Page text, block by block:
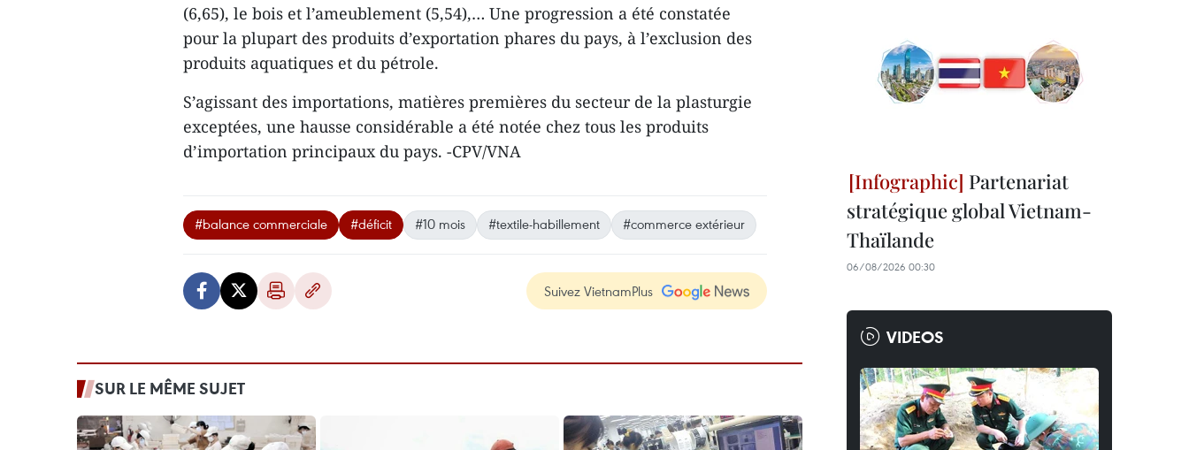
(6,65), le bois et l’ameublement (5,54),… Une progression a été constatée
pour la plupart des produits d’exportation phares du pays, à l’exclusion des
produits aquatiques et du pétrole.
S’agissant des importations, matières premières du secteur de la plasturgie
exceptées, une hausse considérable a été notée chez tous les produits
d’importation principaux du pays. -CPV/VNA
#balance commerciale #déficit #10 mois #textile-habillement #commerce extérieur
Suivez VietnamPlus
SUR LE MÊME SUJET
Partenariat
stratégique global Vietnam-
Thaïlande
06/08/2026 00:30
VIDEOS